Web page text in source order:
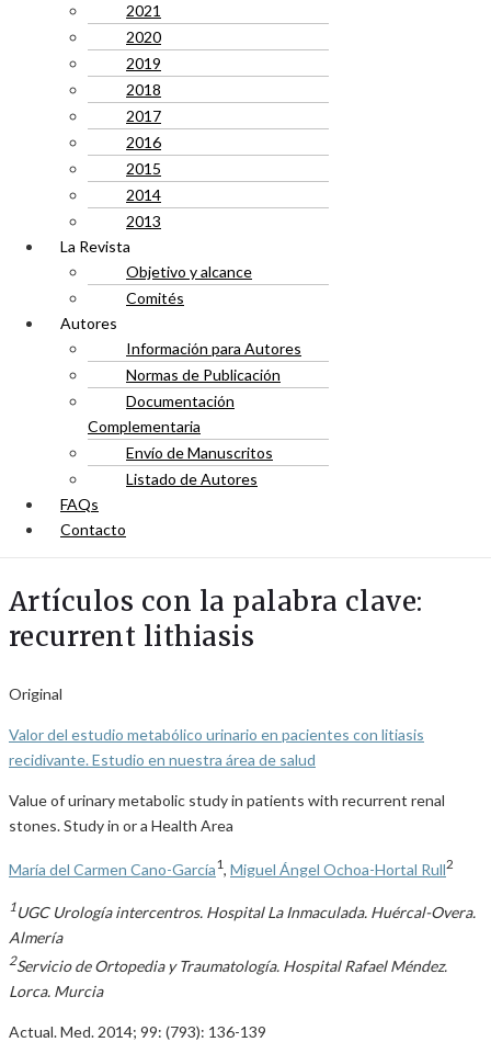
2021
2020
2019
2018
2017
2016
2015
2014
2013
La Revista
Objetivo y alcance
Comités
Autores
Información para Autores
Normas de Publicación
Documentación
Complementaria
Envío de Manuscritos
Listado de Autores
FAQs
Contacto
Artículos con la palabra clave:
recurrent lithiasis
Original
Valor del estudio metabólico urinario en pacientes con litiasis
recidivante. Estudio en nuestra área de salud
Value of urinary metabolic study in patients with recurrent renal
stones. Study in or a Health Area
María del Carmen Cano-García1, Miguel Ángel Ochoa-Hortal Rull2
1UGC Urología intercentros. Hospital La Inmaculada. Huércal-Overa.
Almería
2Servicio de Ortopedia y Traumatología. Hospital Rafael Méndez.
Lorca. Murcia
Actual. Med. 2014; 99: (793): 136-139